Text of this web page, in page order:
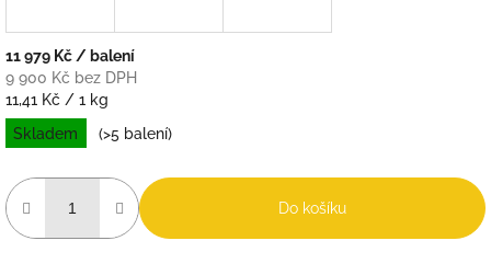
11 979 Kč / balení
9 900 Kč bez DPH
Měrná
cena:
11,41 Kč / 1 kg
Skladem
(>5 balení)
Do košíku